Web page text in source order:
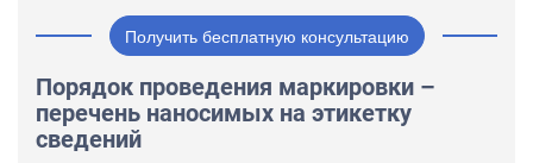
Получить бесплатную консультацию
Порядок проведения маркировки –
перечень наносимых на этикетку
сведений